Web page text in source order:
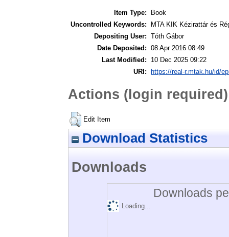
Item Type:
Book
Uncontrolled Keywords:
MTA KIK Kézirattár és
Depositing User: Tóth Gábor
Date Deposited: 08 Apr 2016 08:49
Last Modified:
10 Dec 2025 09:22
URI:
https://real-r.mtak.hu/id/
Actions (login required)
Edit Item
Download Statistics
Downloads
Downloads
Loading...